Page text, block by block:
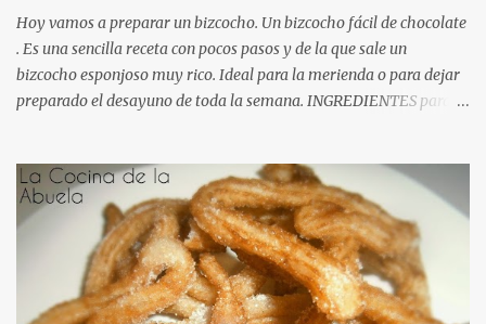
colorida hacia arriba, el ella y salamos al gusto. Picamos el ajo en
láminas gruesas y lo doramos...
Autorecambiosstore.ES
Hoy vamos a preparar un bizcocho. Un bizcocho fácil de chocolate
. Es una sencilla receta con pocos pasos y de la que sale un
bizcocho esponjoso muy rico. Ideal para la merienda o para dejar
preparado el desayuno de toda la semana. INGREDIENTES para
de harina 1 y ½ vasos de azúcar 1 vaso de cacao en polvo (tipo
Nesquik) ½ vaso de aceite de girasol ½ vaso de leche 1 sobre de
levadura química RECETA para un Bizcocho de chocolate fácil: En
un bol amplio echamos los huevos y el azúcar y batimos bien,
hasta que quede una crema amarillenta. Añadimos el aceite y la
leche y volvemos a batir. Agregamos el cacao, luego la harina y